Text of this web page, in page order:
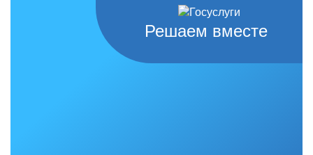
Решаем вместе